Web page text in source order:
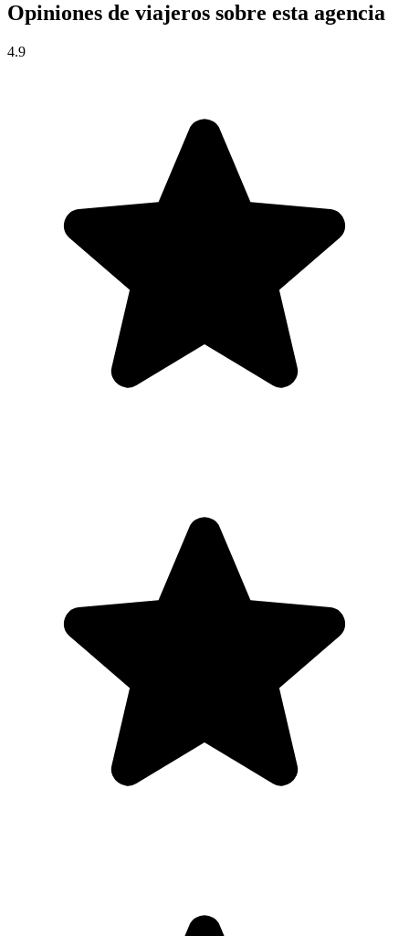
Opiniones de viajeros sobre esta agencia
4.9